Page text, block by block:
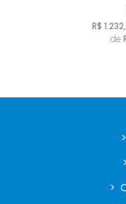
LIXEIRAS PARA CÃES
R$
de
>
>